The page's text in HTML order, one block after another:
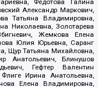
Федотова Галина
Александр Маркович,
Татьяна Владимировна,
Николаевна, Золотарева
Жемкова Елена
Юлия Юрьевна, Саранг
Щур Татьяна Михайловна,
Анатольевич, Блинушов
Гефтер Валентин
Ирина Анатольевна,
Елена Владимировна,